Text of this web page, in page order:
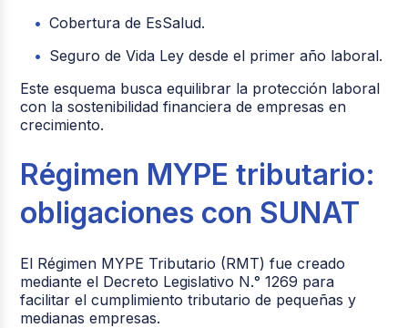
Cobertura de EsSalud.
Seguro de Vida Ley desde el primer año laboral.
Este esquema busca equilibrar la protección laboral
con la sostenibilidad financiera de empresas en
crecimiento.
Régimen MYPE tributario:
obligaciones con SUNAT
El Régimen MYPE Tributario (RMT) fue creado
mediante el Decreto Legislativo N.° 1269 para
facilitar el cumplimiento tributario de pequeñas y
medianas empresas.